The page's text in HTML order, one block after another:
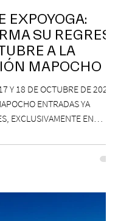
EXPOYOGA:
SU REGRESO
A LA
MAPOCHO
Y 18 DE OCTUBRE DE 2026,
ENTRADAS YA
EXCLUSIVAMENTE EN
renovada que reunirá
y vida consciente, con la
Yoga Woman y más